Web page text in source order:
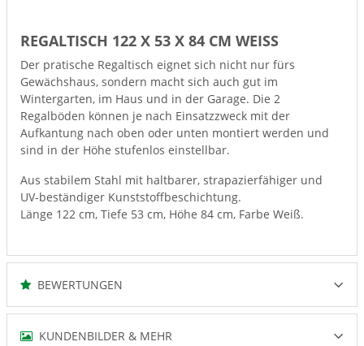
REGALTISCH 122 X 53 X 84 CM WEISS
Der pratische Regaltisch eignet sich nicht nur fürs
Gewächshaus, sondern macht sich auch gut im
Wintergarten, im Haus und in der Garage. Die 2
Regalböden können je nach Einsatzzweck mit der
Aufkantung nach oben oder unten montiert werden und
sind in der Höhe stufenlos einstellbar.
Aus stabilem Stahl mit haltbarer, strapazierfähiger und
UV-beständiger Kunststoffbeschichtung.
Länge 122 cm, Tiefe 53 cm, Höhe 84 cm, Farbe Weiß.
BEWERTUNGEN
KUNDENBILDER & MEHR